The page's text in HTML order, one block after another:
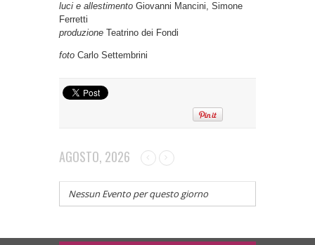
luci e allestimento Giovanni Mancini, Simone
Ferretti
produzione Teatrino dei Fondi
foto Carlo Settembrini
AGOSTO, 2026
Nessun Evento per questo giorno